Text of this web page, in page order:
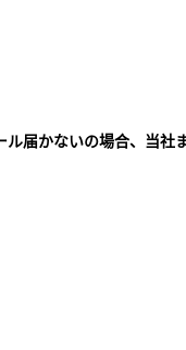
届かないの場合、当社